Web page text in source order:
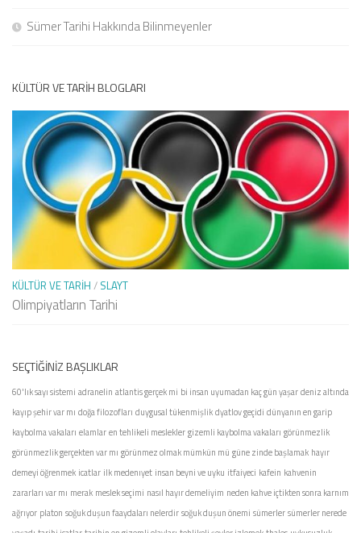
Sümer Tarihi Hakkında Bilinmeyenler
KÜLTÜR VE TARIH BLOGLARI
KÜLTÜR VE TARIH / SLAYT
Olimpiyatların Tarihi
SEÇTIĞINIZ BAŞLIKLAR
60'lık sayı sistemi adranelin atlantis gerçek mi bi insan uyumadan kaç gün yaşardeniz altında
kayıp şehir var mı doğa filozofları duygusal tükenmişlikdyatlov geçidi dünyanın en garip
kaybolma vakaları elamlaren tehlikeli mesleklergizemli kaybolma vakaları görünmezlik
görünmezlik gerçekten var mı görünmez olmak mümkün mü güne zinde başlamak hayır
demeyi öğrenmek icatlar ilk medenıyet insan beyni ve uyku itfaiyeci kafein kahvenin
zararları var mı merak meslek seçimi nasıl hayır demeliyim neden kahve içtikten sonra karnım
ağrıyor platon soğuk duşun faaydaları nelerdirsoğuk duşun önemi sümerlersümerler nerede